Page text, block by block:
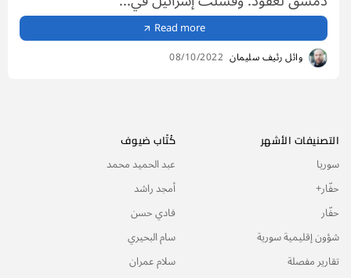
Read more
وائل رئيف سليمان 08/10/2022
التصنيفات الأشهر
سوريا
حفّار+
حفّار
شؤون إقليمية سورية
تقارير مفصلة
كُتّاب ضيوف
عبد الحميد محمد
أمجد راشد
فادي حسن
سام البحيري
سلام عمران